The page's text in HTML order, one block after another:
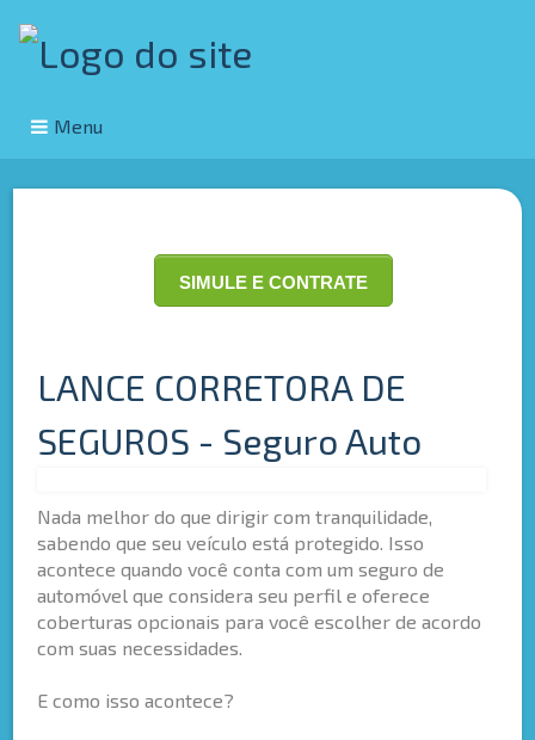
Menu
SIMULE E CONTRATE
LANCE CORRETORA DE
SEGUROS - Seguro Auto
Nada melhor do que dirigir com tranquilidade,
sabendo que seu veículo está protegido. Isso
acontece quando você conta com um seguro de
automóvel que considera seu perfil e oferece
coberturas opcionais para você escolher de acordo
com suas necessidades.
E como isso acontece?